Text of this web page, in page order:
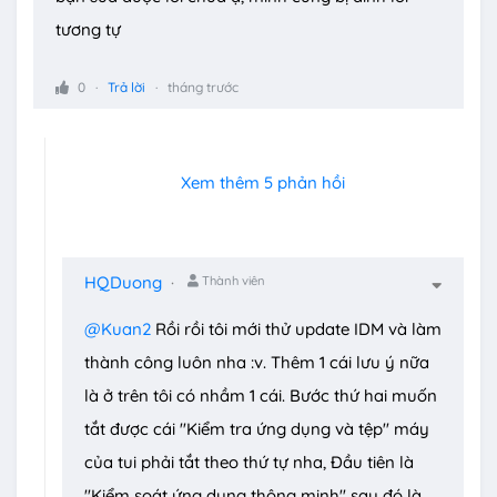
tương tự
0 Trả lời tháng trước
Xem thêm 5 phản hồi
HQDuong Thành viên
@Kuan2 Rồi rồi tôi mới thử update IDM và làm
thành công luôn nha :v. Thêm 1 cái lưu ý nữa
là ở trên tôi có nhầm 1 cái. Bước thứ hai muốn
tắt được cái "Kiểm tra ứng dụng và tệp" máy
của tui phải tắt theo thứ tự nha, Đầu tiên là